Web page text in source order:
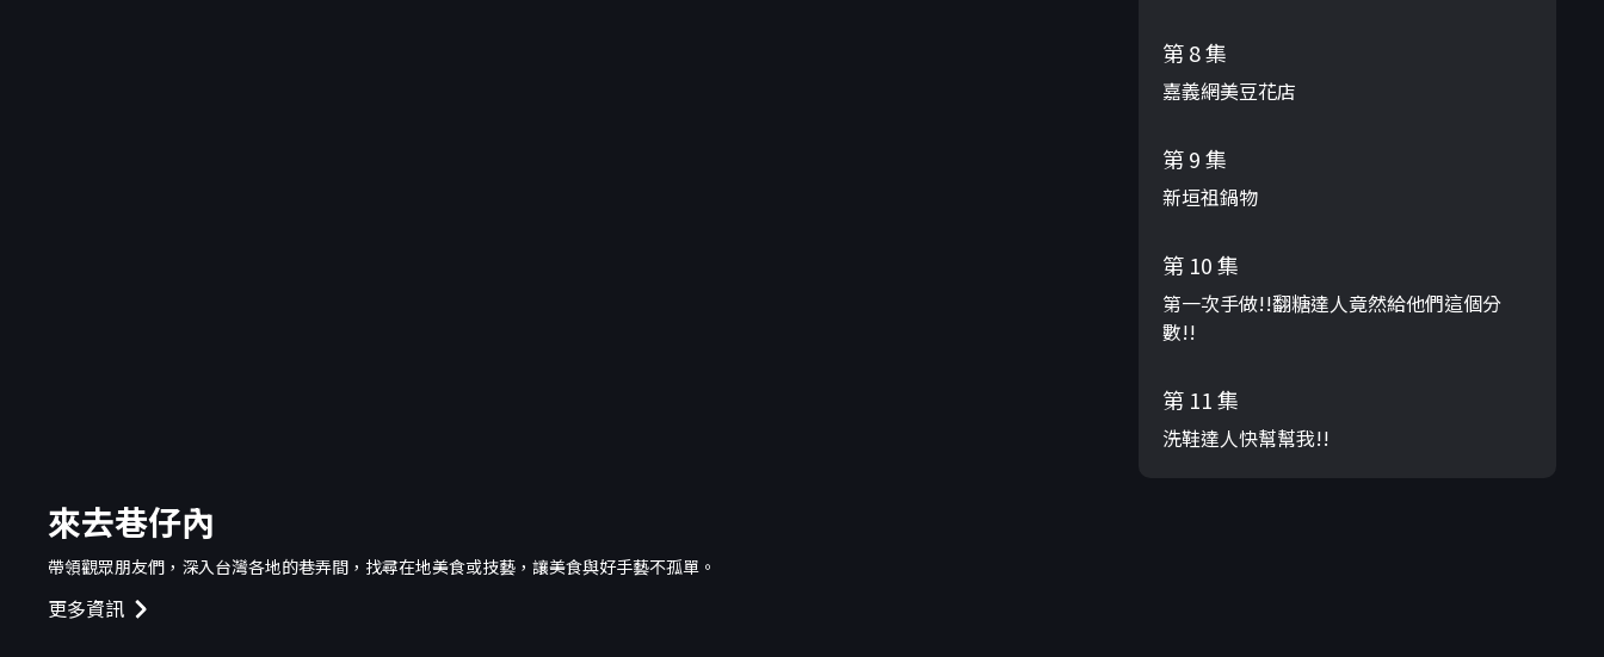
第 8 集
嘉義網美豆花店
第 9 集
新垣祖鍋物
第 10 集
第一次手做!!翻糖達人竟然給他們這個分
數!!
第 11 集
洗鞋達人快幫幫我!!
來去巷仔內
帶領觀眾朋友們，深入台灣各地的巷弄間，找尋在地美食或技藝，讓美食與好手藝不孤單。
更多資訊